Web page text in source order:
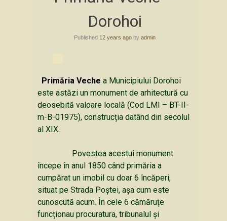
Dorohoi
Published 12 years agoby admin
Primăria Veche a Municipiului Dorohoi
este astăzi un monument de arhitectură cu
deosebită valoare locală (Cod LMI – BT-II-
m-B-01975), construcția datând din secolul
al XIX.
Povestea acestui monument
începe în anul 1850 când primăria a
cumpărat un imobil cu doar 6 încăperi,
situat pe Strada Poștei, așa cum este
cunoscută acum. În cele 6 cămăruțe
funcționau procuratura, tribunalul și